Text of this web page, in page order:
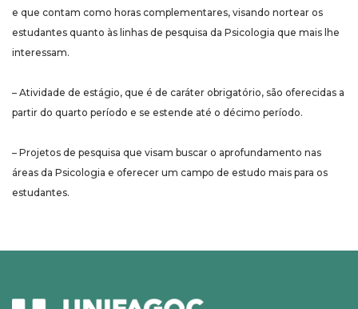
e que contam como horas complementares, visando nortear os
estudantes quanto às linhas de pesquisa da Psicologia que mais lhe
interessam.
– Atividade de estágio, que é de caráter obrigatório, são oferecidas a
partir do quarto período e se estende até o décimo período.
– Projetos de pesquisa que visam buscar o aprofundamento nas
áreas da Psicologia e oferecer um campo de estudo mais para os
estudantes.